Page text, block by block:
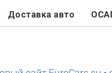
Доставка авто